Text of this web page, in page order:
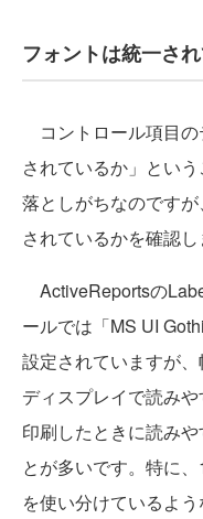
フォントは統一さ
コントロール項目
されているか」とい
落としがちなのです
されているかを確認し
ActiveReportsの
ールでは「MS UI
設定されていますが
ディスプレイで読みや
印刷したときに読み
とが多いです。特に
を使い分けているよ